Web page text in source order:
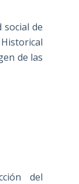
social de
de las
del